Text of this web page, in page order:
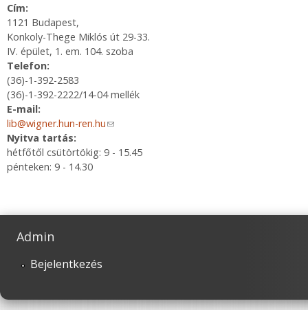
Cím:
1121 Budapest,
Konkoly-Thege Miklós út 29-33.
IV. épület, 1. em. 104. szoba
Telefon:
(36)-1-392-2583
(36)-1-392-2222/14-04 mellék
E-mail:
lib@wigner.hun-ren.hu(link sends e-mail)
Nyitva tartás:
hétfőtől csütörtökig: 9 - 15.45
pénteken: 9 - 14.30
Admin
Bejelentkezés